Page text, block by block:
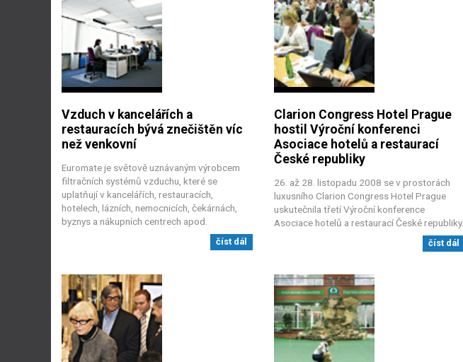
Vzduch v kancelářích a
restauracích bývá znečištěn víc
než venkovní
Euromate je světově uznávaným výrobcem
filtračních systémů vzduchu, které se
uplatňují v kancelářích, restauracích,
hotelech, lázních, nemocnicích, čekárnách,
byznys a nákupních centrech apod.
číst dál
Clarion Congress Hotel Prague
hostil Výroční konferenci
Asociace hotelů a restaurací
České republiky
26. až 28. listopadu 2008 se v prostorách
luxusního Clarion Congress Hotel Prague
uskutečnila třetí Výroční konference
Asociace hotelů a restaurací České republiky.
číst dál